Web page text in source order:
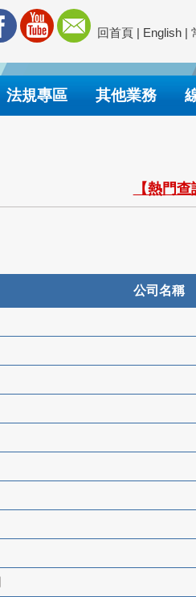
回首頁 | English |
法規專區 其他業務
【熱門
公司名稱